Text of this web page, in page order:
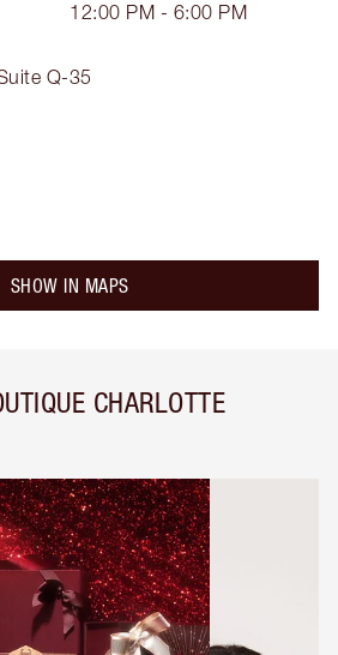
Q-35
12:00 PM - 6:00 PM
SHOW IN MAPS
CHARLOTTE